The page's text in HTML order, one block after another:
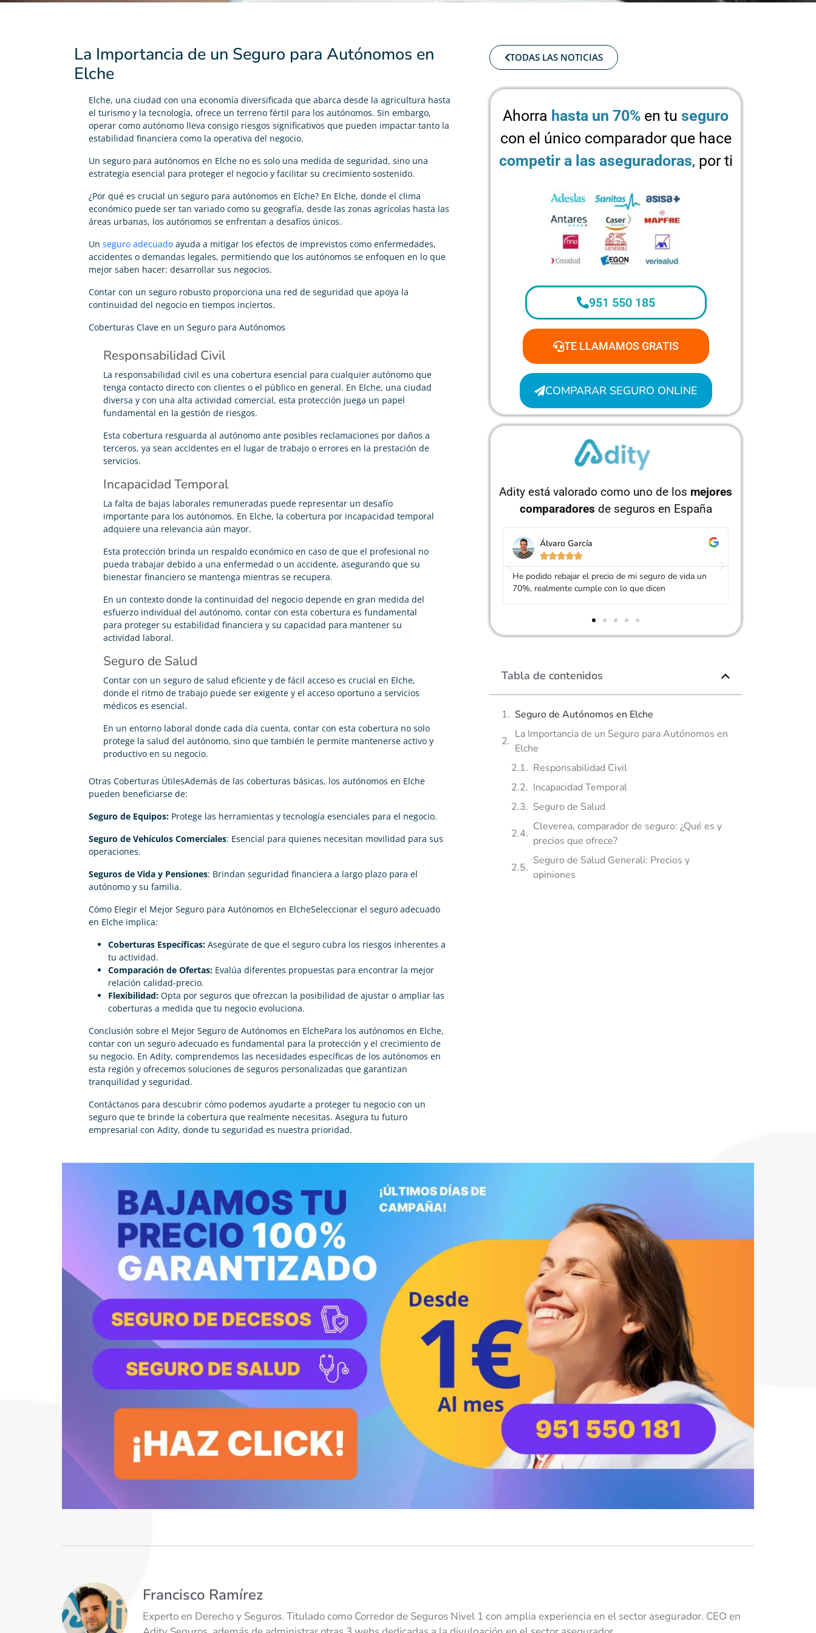
La Importancia de un Seguro para Autónomos en
Elche
Elche, una ciudad con una economía diversificada que abarca desde la agricultura hasta
el turismo y la tecnología, ofrece un terreno fértil para los autónomos. Sin embargo,
operar como autónomo lleva consigo riesgos significativos que pueden impactar tanto la
estabilidad financiera como la operativa del negocio.
Un seguro para autónomos en Elche no es solo una medida de seguridad, sino una
estrategia esencial para proteger el negocio y facilitar su crecimiento sostenido.
¿Por qué es crucial un seguro para autónomos en Elche? En Elche, donde el clima
económico puede ser tan variado como su geografía, desde las zonas agrícolas hasta las
áreas urbanas, los autónomos se enfrentan a desafíos únicos.
Un seguro adecuado ayuda a mitigar los efectos de imprevistos como enfermedades,
accidentes o demandas legales, permitiendo que los autónomos se enfoquen en lo que
mejor saben hacer: desarrollar sus negocios.
Contar con un seguro robusto proporciona una red de seguridad que apoya la
continuidad del negocio en tiempos inciertos.
Coberturas Clave en un Seguro para Autónomos
Responsabilidad Civil
La responsabilidad civil es una cobertura esencial para cualquier autónomo que
tenga contacto directo con clientes o el público en general. En Elche, una ciudad
diversa y con una alta actividad comercial, esta protección juega un papel
fundamental en la gestión de riesgos.
Esta cobertura resguarda al autónomo ante posibles reclamaciones por daños a
terceros, ya sean accidentes en el lugar de trabajo o errores en la prestación de
servicios.
Incapacidad Temporal
La falta de bajas laborales remuneradas puede representar un desafío
importante para los autónomos. En Elche, la cobertura por incapacidad temporal
adquiere una relevancia aún mayor.
Esta protección brinda un respaldo económico en caso de que el profesional no
pueda trabajar debido a una enfermedad o un accidente, asegurando que su
bienestar financiero se mantenga mientras se recupera.
En un contexto donde la continuidad del negocio depende en gran medida del
esfuerzo individual del autónomo, contar con esta cobertura es fundamental
para proteger su estabilidad financiera y su capacidad para mantener su
actividad laboral.
Seguro de Salud
Contar con un seguro de salud eficiente y de fácil acceso es crucial en Elche,
donde el ritmo de trabajo puede ser exigente y el acceso oportuno a servicios
médicos es esencial.
En un entorno laboral donde cada día cuenta, contar con esta cobertura no solo
protege la salud del autónomo, sino que también le permite mantenerse activo y
productivo en su negocio.
Otras Coberturas ÚtilesAdemás de las coberturas básicas, los autónomos en Elche
pueden beneficiarse de:
Seguro de Equipos: Protege las herramientas y tecnología esenciales para el negocio.
Seguro de Vehículos Comerciales: Esencial para quienes necesitan movilidad para sus
operaciones.
Seguros de Vida y Pensiones: Brindan seguridad financiera a largo plazo para el
autónomo y su familia.
Cómo Elegir el Mejor Seguro para Autónomos en ElcheSeleccionar el seguro adecuado
en Elche implica:
Coberturas Específicas: Asegúrate de que el seguro cubra los riesgos inherentes a
tu actividad.
Comparación de Ofertas: Evalúa diferentes propuestas para encontrar la mejor
relación calidad-precio.
Flexibilidad: Opta por seguros que ofrezcan la posibilidad de ajustar o ampliar las
coberturas a medida que tu negocio evoluciona.
Conclusión sobre el Mejor Seguro de Autónomos en ElchePara los autónomos en Elche,
contar con un seguro adecuado es fundamental para la protección y el crecimiento de
su negocio. En Adity, comprendemos las necesidades específicas de los autónomos en
esta región y ofrecemos soluciones de seguros personalizadas que garantizan
tranquilidad y seguridad.
Contáctanos para descubrir cómo podemos ayudarte a proteger tu negocio con un
seguro que te brinde la cobertura que realmente necesitas. Asegura tu futuro
empresarial con Adity, donde tu seguridad es nuestra prioridad.
TODAS LAS NOTICIAS
Ahorra hasta un 70% en tu seguro
con el único comparador que hace
competir a las aseguradoras, por ti
951 550 185
TE LLAMAMOS GRATIS
COMPARAR SEGURO ONLINE
Adity está valorado como uno de los mejores
comparadores de seguros en España

Me he pasado de mi antigua compañía y ahora pago
 
He podido rebajar el precio de mi seguro de vida un
Jorge Pérez

Gracias Adity por ayudarme a conseguir un seguro
mucho más barato que el anterior
Tabla de contenidos
Seguro de Autónomos en Elche
La Importancia de un Seguro para Autónomos en
Elche
Responsabilidad Civil
Incapacidad Temporal
Seguro de Salud
Cleverea, comparador de seguro: ¿Qué es y
precios que ofrece?
Seguro de Salud Generali: Precios y
opiniones
Francisco Ramírez
Experto en Derecho y Seguros. Titulado como Corredor de Seguros Nivel 1 con amplia experiencia en el sector asegurador. CEO en